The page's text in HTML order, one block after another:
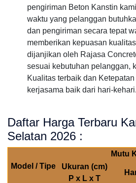
pengiriman Beton Kanstin
waktu yang pelanggan
dan pengiriman secara tepat
memberikan kepuasan
dijanjikan oleh Rajasa
sesuai kebutuhan pelanggan,
Kualitas terbaik dan
kerjasama baik dari hari-kehari.
Daftar Harga Terbaru
Selatan 2026 :
Model / Tipe
Mutu
Ukuran (cm)
P x L x T